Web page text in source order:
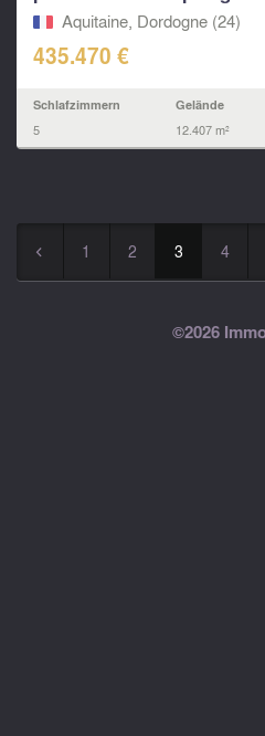
Aquitaine, Dordogne (24)
435.470 €
Schlafzimmern
5
Gelände
12.407 m²
◅ 1 2 3 4
©2026